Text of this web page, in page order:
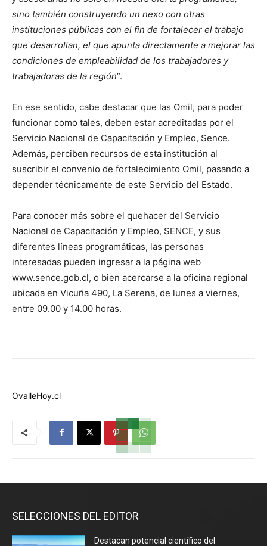
sino también construyendo un nexo con otras
instituciones públicas con el fin de fortalecer el trabajo
que desarrollan, el que apunta directamente a mejorar las
condiciones de empleabilidad de los trabajadores y
trabajadoras de la región”.
En ese sentido, cabe destacar que las Omil, para poder
funcionar como tales, deben estar acreditadas por el
Servicio Nacional de Capacitación y Empleo, Sence.
Además, perciben recursos de esta institución al
suscribir el convenio de fortalecimiento Omil, pasando a
depender técnicamente de este Servicio del Estado.
Para conocer más sobre el quehacer del Servicio
Nacional de Capacitación y Empleo, SENCE, y sus
diferentes líneas programáticas, las personas
interesadas pueden ingresar a la página web
www.sence.gob.cl, o bien acercarse a la oficina regional
ubicada en Vicuña 490, La Serena, de lunes a viernes,
entre 09.00 y 14.00 horas.
OvalleHoy.cl
SELECCIONES DEL EDITOR
Destacan potencial científico del